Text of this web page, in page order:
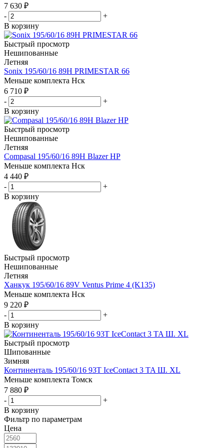
7 630 ₽
-
+
В корзину
Быстрый просмотр
Нешипованные
Летняя
Sonix 195/60/16 89H PRIMESTAR 66
Меньше комплекта Нск
6 710 ₽
-
+
В корзину
Быстрый просмотр
Нешипованные
Летняя
Compasal 195/60/16 89H Blazer HP
Меньше комплекта Нск
4 440 ₽
-
+
В корзину
Быстрый просмотр
Нешипованные
Летняя
Ханкук 195/60/16 89V Ventus Prime 4 (K135)
Меньше комплекта Нск
9 220 ₽
-
+
В корзину
Быстрый просмотр
Шипованные
Зимняя
Континенталь 195/60/16 93T IceContact 3 TA Ш. XL
Меньше комплекта Томск
7 880 ₽
-
+
В корзину
Фильтр по параметрам
Цена